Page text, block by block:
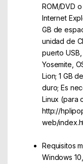
ROM/DVD
Internet
GB de
unidad de
puerto
Yosemite,
Lion; 1 GB
duro; Es
Linux (para
http://
web/
Requisitos
Windows